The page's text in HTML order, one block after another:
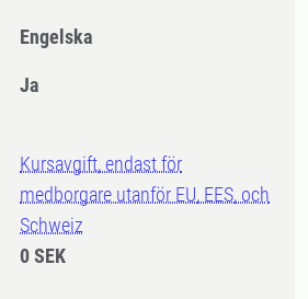
Engelska
Ja
Kursavgift, endast för
medborgare utanför EU, EES, och
Schweiz
0 SEK